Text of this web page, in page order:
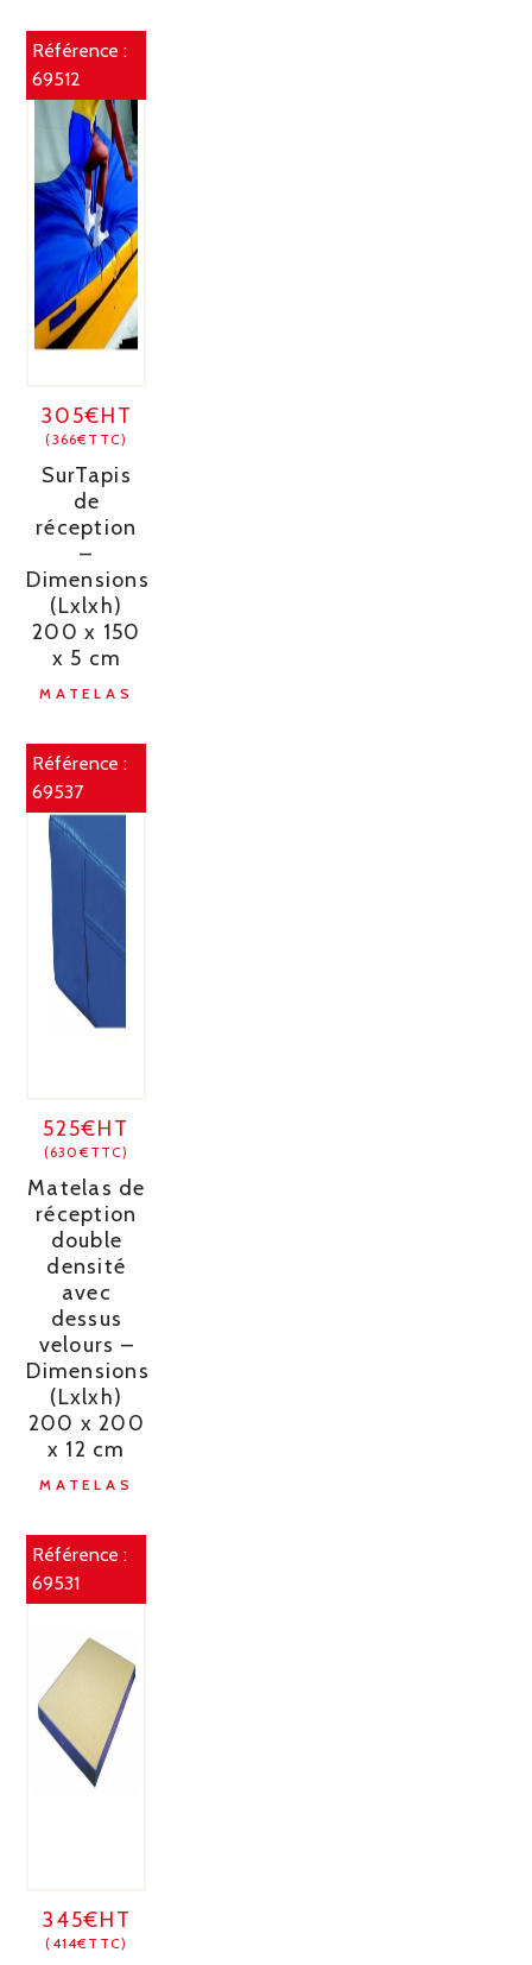
Référence :
69512
305€HT
(366€TTC)
SurTapis
de
réception
–
Dimensions
(Lxlxh)
200 x 150
x 5 cm
MATELAS
Référence :
69537
525€HT
(630€TTC)
Matelas de
réception
double
densité
avec
dessus
velours –
Dimensions
(Lxlxh)
200 x 200
x 12 cm
MATELAS
Référence :
69531
345€HT
(414€TTC)